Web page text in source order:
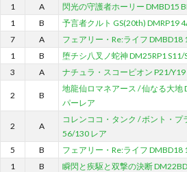
1
A 閃光の守護者ホーリー DMBD15
1
B 予言者クルト GS(20th) DMRP19
7
A フェアリー・Re:ライフ DMBD18
1
B 堕チシ八叉ノ蛇神 DM25RP1 S11/
3
A ナチュラ・スコーピオン P21/Y19
2 B
地龍仙ロマネアース / 仙なる大地
パーレア
2 A
コレンココ・タンク / ボント・プ
56/130 レア
5 B フェアリー・Re:ライフ DMBD18
1
B 瞬閃と疾駆と双撃の決断